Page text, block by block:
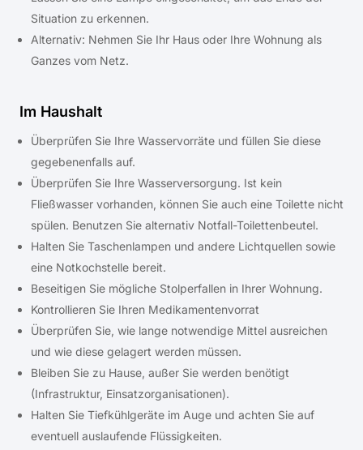
Situation zu erkennen.
Alternativ: Nehmen Sie Ihr Haus oder Ihre Wohnung als
Ganzes vom Netz.
Im Haushalt
Überprüfen Sie Ihre Wasservorräte und füllen Sie diese
gegebenenfalls auf.
Überprüfen Sie Ihre Wasserversorgung. Ist kein
Fließwasser vorhanden, können Sie auch eine Toilette nicht
spülen. Benutzen Sie alternativ Notfall-Toilettenbeutel.
Halten Sie Taschenlampen und andere Lichtquellen sowie
eine Notkochstelle bereit.
Beseitigen Sie mögliche Stolperfallen in Ihrer Wohnung.
Kontrollieren Sie Ihren Medikamentenvorrat
Überprüfen Sie, wie lange notwendige Mittel ausreichen
und wie diese gelagert werden müssen.
Bleiben Sie zu Hause, außer Sie werden benötigt
(Infrastruktur, Einsatzorganisationen).
Halten Sie Tiefkühlgeräte im Auge und achten Sie auf
eventuell auslaufende Flüssigkeiten.